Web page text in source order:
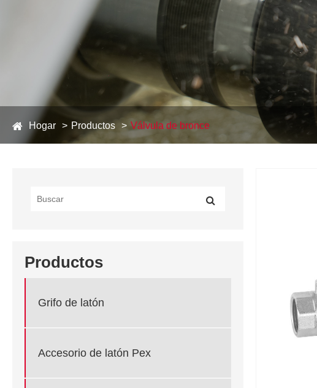
Hogar Productos Válvula de bronce
Productos
Grifo de latón
Accesorio de latón Pex